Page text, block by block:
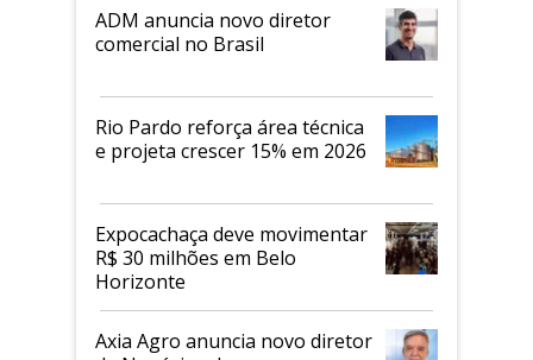
ADM anuncia novo diretor
comercial no Brasil
Rio Pardo reforça área técnica
e projeta crescer 15% em 2026
Expocachaça deve movimentar
R$ 30 milhões em Belo
Horizonte
Axia Agro anuncia novo diretor